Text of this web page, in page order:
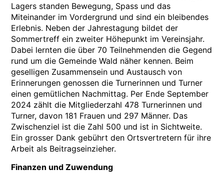
Lagers standen Bewegung, Spass und das
Miteinander im Vordergrund und sind ein bleibendes
Erlebnis. Neben der Jahrestagung bildet der
Sommertreff ein zweiter Höhepunkt im Vereinsjahr.
Dabei lernten die über 70 Teilnehmenden die Gegend
rund um die Gemeinde Wald näher kennen. Beim
geselligen Zusammensein und Austausch von
Erinnerungen genossen die Turnerinnen und Turner
einen gemütlichen Nachmittag. Per Ende September
2024 zählt die Mitgliederzahl 478 Turnerinnen und
Turner, davon 181 Frauen und 297 Männer. Das
Zwischenziel ist die Zahl 500 und ist in Sichtweite.
Ein grosser Dank gebührt den Ortsvertretern für ihre
Arbeit als Beitragseinzieher.
Finanzen und Zuwendung